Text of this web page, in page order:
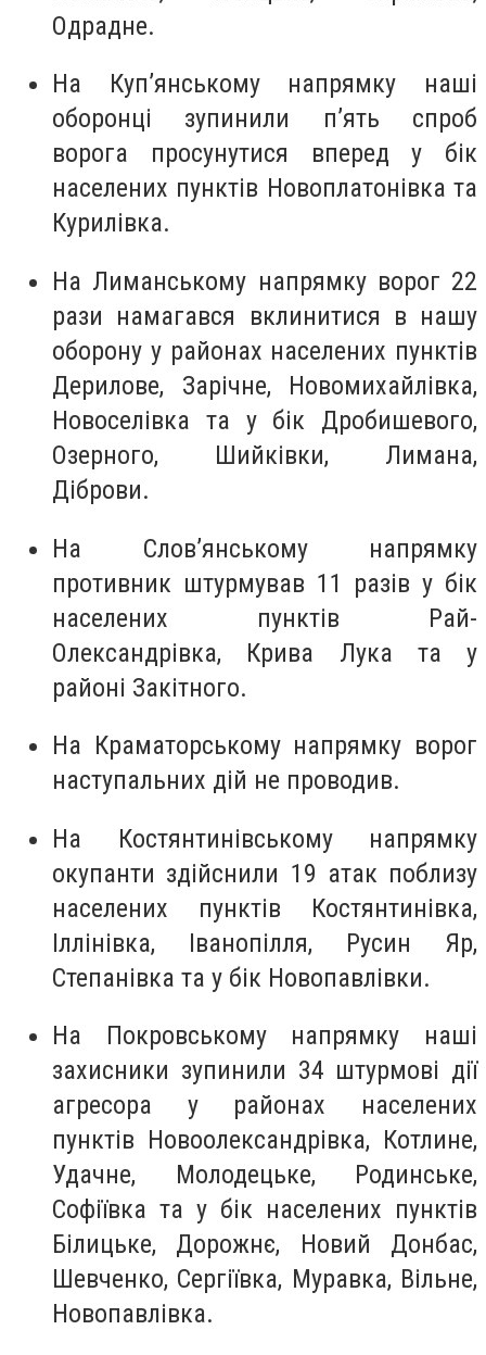
Одрадне.
На Куп’янському напрямку наші
оборонці зупинили п’ять спроб
ворога просунутися вперед у бік
населених пунктів Новоплатонівка та
Курилівка.
На Лиманському напрямку ворог 22
рази намагався вклинитися в нашу
оборону у районах населених пунктів
Дерилове, Зарічне, Новомихайлівка,
Новоселівка та у бік Дробишевого,
Озерного, Шийківки, Лимана,
Діброви.
На Слов’янському напрямку
противник штурмував 11 разів у бік
населених пунктів Рай-
Олександрівка, Крива Лука та у
районі Закітного.
На Краматорському напрямку ворог
наступальних дій не проводив.
На Костянтинівському напрямку
окупанти здійснили 19 атак поблизу
населених пунктів Костянтинівка,
Іллінівка, Іванопілля, Русин Яр,
Степанівка та у бік Новопавлівки.
На Покровському напрямку наші
захисники зупинили 34 штурмові дії
агресора у районах населених
пунктів Новоолександрівка, Котлине,
Удачне, Молодецьке, Родинське,
Софіївка та у бік населених пунктів
Білицьке, Дорожнє, Новий Донбас,
Шевченко, Сергіївка, Муравка, Вільне,
Новопавлівка.